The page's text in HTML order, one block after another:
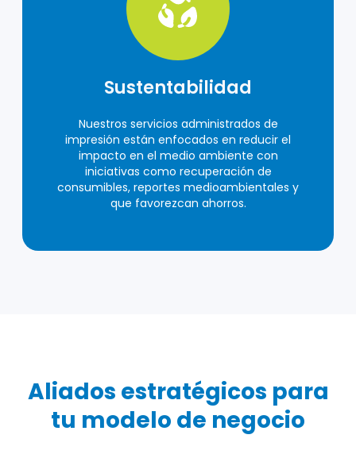
Sustentabilidad
Nuestros servicios administrados de
impresión están enfocados en reducir el
impacto en el medio ambiente con
iniciativas como recuperación de
consumibles, reportes medioambientales y
que favorezcan ahorros.
Aliados estratégicos para
tu modelo de negocio